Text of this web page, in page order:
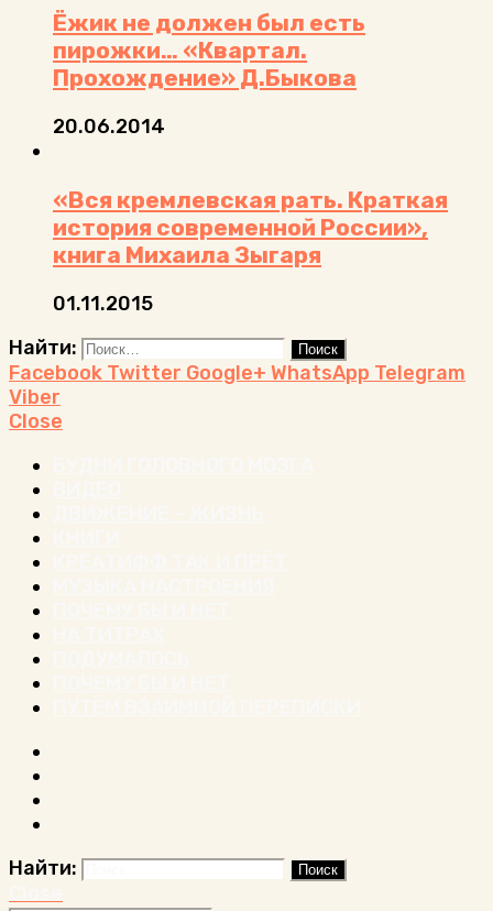
Ёжик не должен был есть
пирожки… «Квартал.
Прохождение» Д.Быкова
20.06.2014
«Вся кремлевская рать. Краткая
история современной России»,
книга Михаила Зыгаря
01.11.2015
Найти:
Facebook Twitter Google+ WhatsApp Telegram
Viber
Close
Найти: